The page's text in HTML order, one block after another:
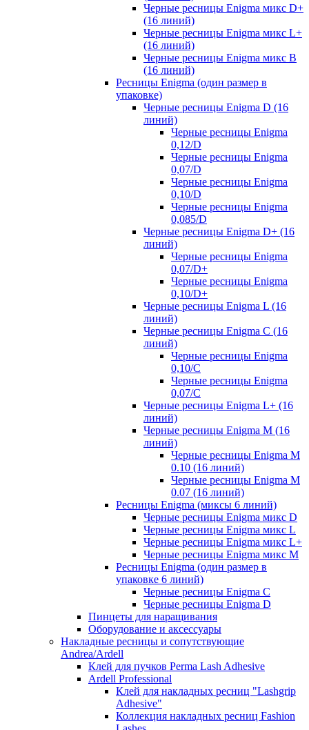
Черные ресницы Enigma микс D+
(16 линий)
Черные ресницы Enigma микс L+
(16 линий)
Черные ресницы Enigma микс В
(16 линий)
Ресницы Enigma (один размер в
упаковке)
Черные ресницы Enigma D (16
линий)
Черные ресницы Enigma
0,12/D
Черные ресницы Enigma
0,07/D
Черные ресницы Enigma
0,10/D
Черные ресницы Enigma
0,085/D
Черные ресницы Enigma D+ (16
линий)
Черные ресницы Enigma
0,07/D+
Черные ресницы Enigma
0,10/D+
Черные ресницы Enigma L (16
линий)
Черные ресницы Enigma C (16
линий)
Черные ресницы Enigma
0,10/C
Черные ресницы Enigma
0,07/С
Черные ресницы Enigma L+ (16
линий)
Черные ресницы Enigma M (16
линий)
Черные ресницы Enigma M
0.10 (16 линий)
Черные ресницы Enigma M
0.07 (16 линий)
Ресницы Enigma (миксы 6 линий)
Черные ресницы Enigma микс D
Черные ресницы Enigma микс L
Черные ресницы Enigma микс L+
Черные ресницы Enigma микс M
Ресницы Enigma (один размер в
упаковке 6 линий)
Черные ресницы Enigma C
Черные ресницы Enigma D
Пинцеты для наращивания
Оборудование и аксессуары
Накладные ресницы и сопутствующие
Andrea/Ardell
Клей для пучков Perma Lash Adhesive
Ardell Professional
Клей для накладных ресниц "Lashgrip
Adhesive"
Коллекция накладных ресниц Fashion